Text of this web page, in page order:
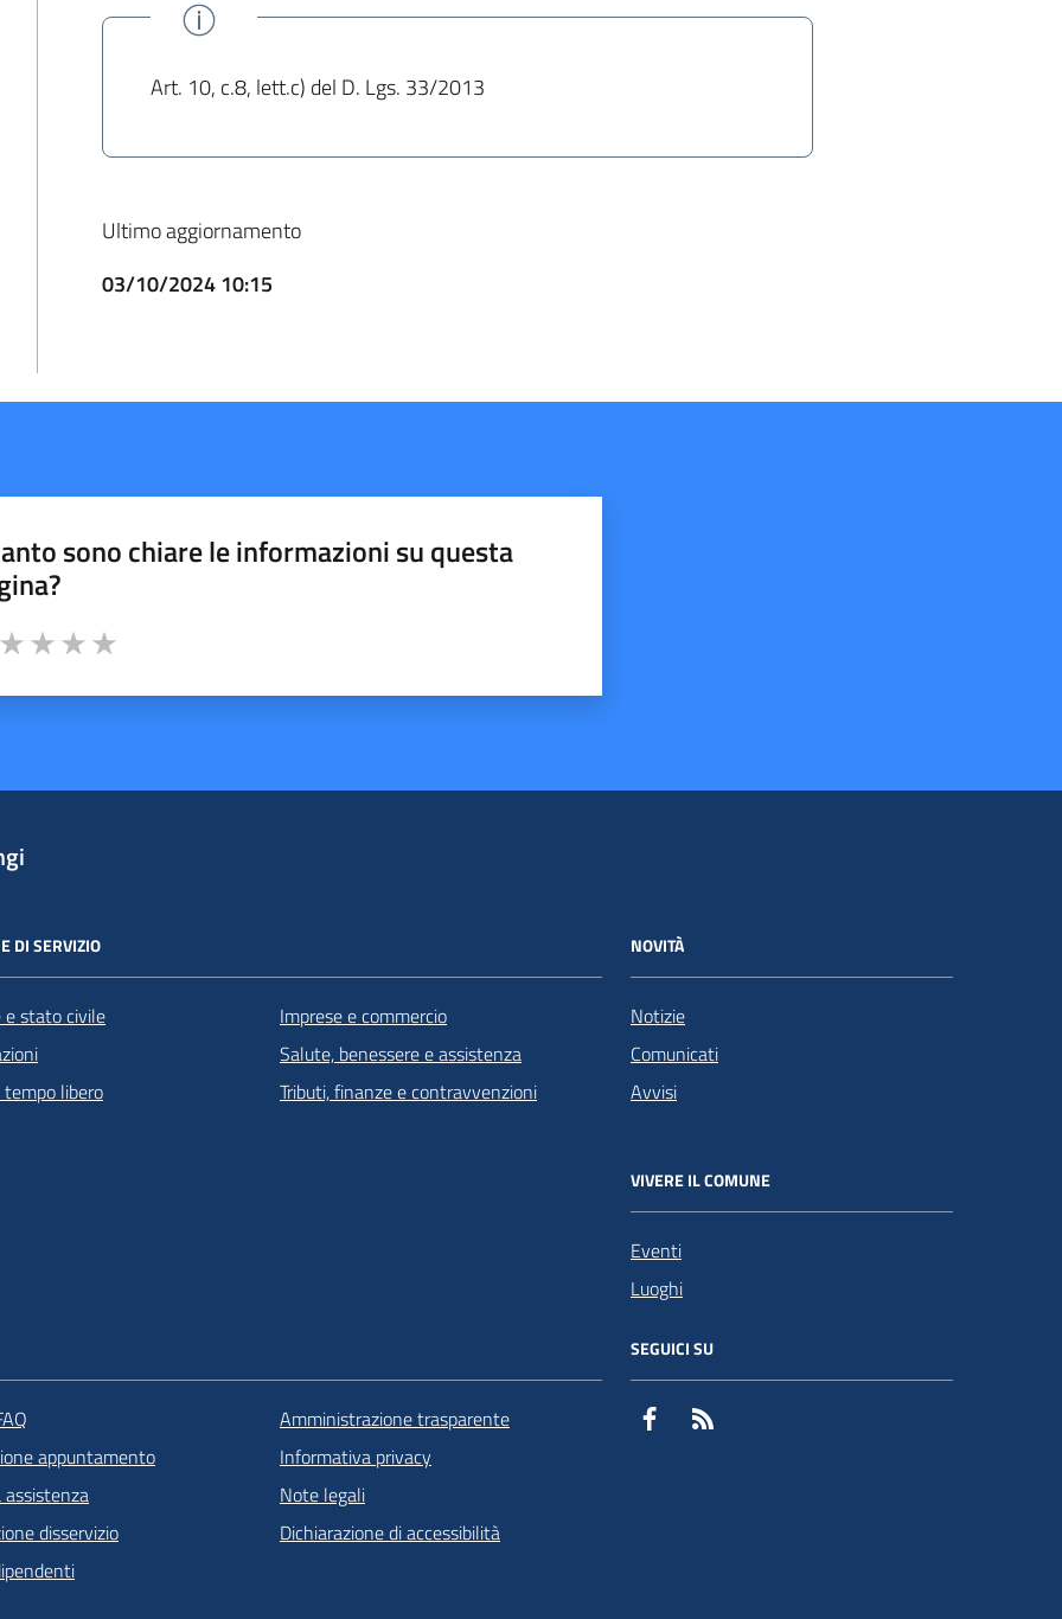
Art. 10, c.8, lett.c) del D. Lgs. 33/2013
Ultimo aggiornamento
03/10/2024 10:15
sono chiare le informazioni su questa
da 1 a 5 stelle la pagina
DI SERVIZIO
e stato civile
libero
Imprese e commercio
Salute, benessere e assistenza
Tributi, finanze e contravvenzioni
NOVITÀ
Notizie
Comunicati
Avvisi
VIVERE IL COMUNE
Eventi
Luoghi
appuntamento
disservizio
Amministrazione trasparente
Informativa privacy
Note legali
Dichiarazione di accessibilità
SEGUICI SU
Facebook